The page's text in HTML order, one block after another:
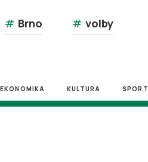
# Brno # volby
EKONOMIKA KULTURA SPORT